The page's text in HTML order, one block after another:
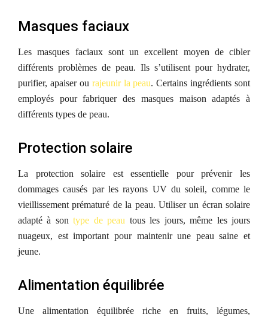
Masques faciaux
Les masques faciaux sont un excellent moyen de cibler
différents problèmes de peau. Ils s’utilisent pour hydrater,
purifier, apaiser ou rajeunir la peau. Certains ingrédients sont
employés pour fabriquer des masques maison adaptés à
différents types de peau.
Protection solaire
La protection solaire est essentielle pour prévenir les
dommages causés par les rayons UV du soleil, comme le
vieillissement prématuré de la peau. Utiliser un écran solaire
adapté à sontype de peau tous les jours, même les jours
nuageux, est important pour maintenir une peau saine et
jeune.
Alimentation équilibrée
Une alimentation équilibrée riche en fruits, légumes,